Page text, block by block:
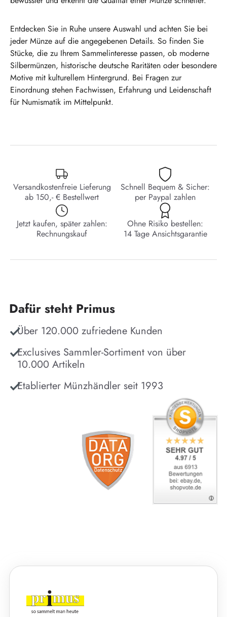
Entdecken Sie in Ruhe unsere Auswahl und achten Sie bei
jeder Münze auf die angegebenen Details. So finden Sie
Stücke, die zu Ihrem Sammelinteresse passen, ob moderne
Silbermünzen, historische deutsche Raritäten oder besondere
Motive mit kulturellem Hintergrund. Bei Fragen zur
Einordnung stehen Fachwissen, Erfahrung und Leidenschaft
für Numismatik im Mittelpunkt.
Versandkostenfreie Lieferung
ab 150,- € Bestellwert
Schnell Bequem & Sicher:
per Paypal zahlen
Jetzt kaufen, später zahlen:
Rechnungskauf
Ohne Risiko bestellen:
14 Tage Ansichtsgarantie
Dafür steht Primus
Über 120.000 zufriedene Kunden
Exclusives Sammler-Sortiment von über
10.000 Artikeln
Etablierter Münzhändler seit 1993